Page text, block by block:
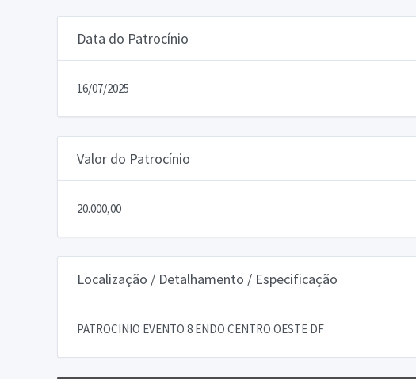
Data do Patrocínio
16/07/2025
Valor do Patrocínio
20.000,00
Localização / Detalhamento / Especificação
PATROCINIO EVENTO 8 ENDO CENTRO OESTE DF